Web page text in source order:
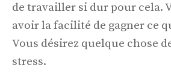
de travailler si dur pour cela.
avoir la facilité de gagner ce
Vous désirez quelque chose
stress.